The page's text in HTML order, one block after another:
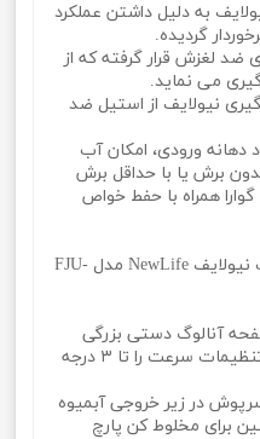
به دلیل داشتن عملکرد
گردیده.
ضد لغزش قرار گرفته که از
می نماید.
نیولایف از استیل ضد
دهانه ورودی، امکان آب
برش یا با حداقل برش
همراه با حفط خواص
آنالوگ دستی بزرگی
طراحی شده که توسط آن می توان تنظیمات سرعت را تا ۳ درجه
با ظرفیت ۱ لیتر با سرپوش در زیر خروجی آبمیوه
برای مخلوط کن پارچ